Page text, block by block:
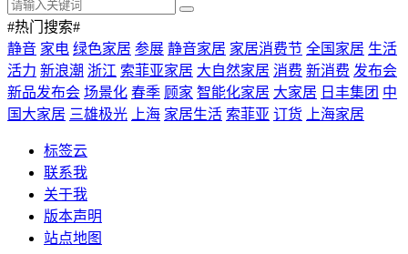
#热门搜索#
静音 家电 绿色家居 参展 静音家居 家居消费节 全国家居 生活
活力 新浪潮 浙江 索菲亚家居 大自然家居 消费 新消费 发布会
新品发布会 场景化 春季 顾家 智能化家居 大家居 日丰集团 中
国大家居 三雄极光 上海 家居生活 索菲亚 订货 上海家居
标签云
联系我
关于我
版本声明
站点地图